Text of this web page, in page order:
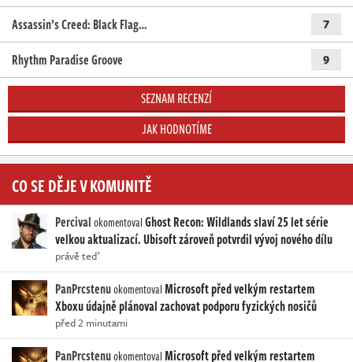
Assassin’s Creed: Black Flag… 7
Rhythm Paradise Groove 9
SEZNAM RECENZÍ
JAK HODNOTÍME
CO SE DĚJE V KOMUNITĚ
PercivalokomentovalGhost Recon: Wildlands slaví 25 let série
velkou aktualizací. Ubisoft zároveň potvrdil vývoj nového dílu
právě teď
PanPrcstenuokomentovalMicrosoft před velkým restartem
Xboxu údajně plánoval zachovat podporu fyzických nosičů
před 2 minutami
PanPrcstenuokomentovalMicrosoft před velkým restartem